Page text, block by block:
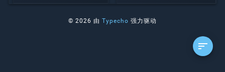
© 2026 由Typecho 强力驱动
sort